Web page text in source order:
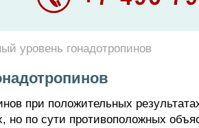
уровень гонадотропинов
при положительных
но по сути противоположных